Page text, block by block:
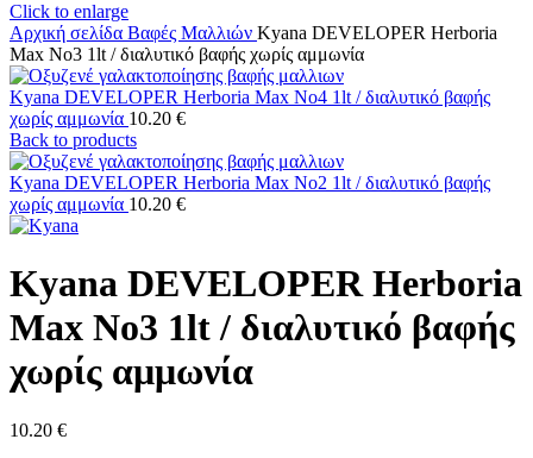
Click to enlarge
Αρχική σελίδα Βαφές Μαλλιών Kyana DEVELOPER Herboria
Max No3 1lt / διαλυτικό βαφής χωρίς αμμωνία
Kyana DEVELOPER Herboria Max No4 1lt / διαλυτικό βαφής
χωρίς αμμωνία 10.20 €
Back to products
Kyana DEVELOPER Herboria Max No2 1lt / διαλυτικό βαφής
χωρίς αμμωνία 10.20 €
Kyana DEVELOPER Herboria
Max No3 1lt / διαλυτικό βαφής
χωρίς αμμωνία
10.20 €